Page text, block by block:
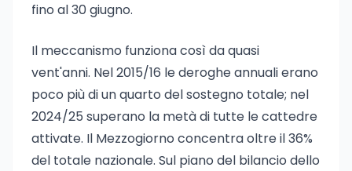
fino al 30 giugno.
Il meccanismo funziona così da quasi
vent'anni. Nel 2015/16 le deroghe annuali erano
poco più di un quarto del sostegno totale; nel
2024/25 superano la metà di tutte le cattedre
attivate. Il Mezzogiorno concentra oltre il 36%
del totale nazionale. Sul piano del bilancio dello